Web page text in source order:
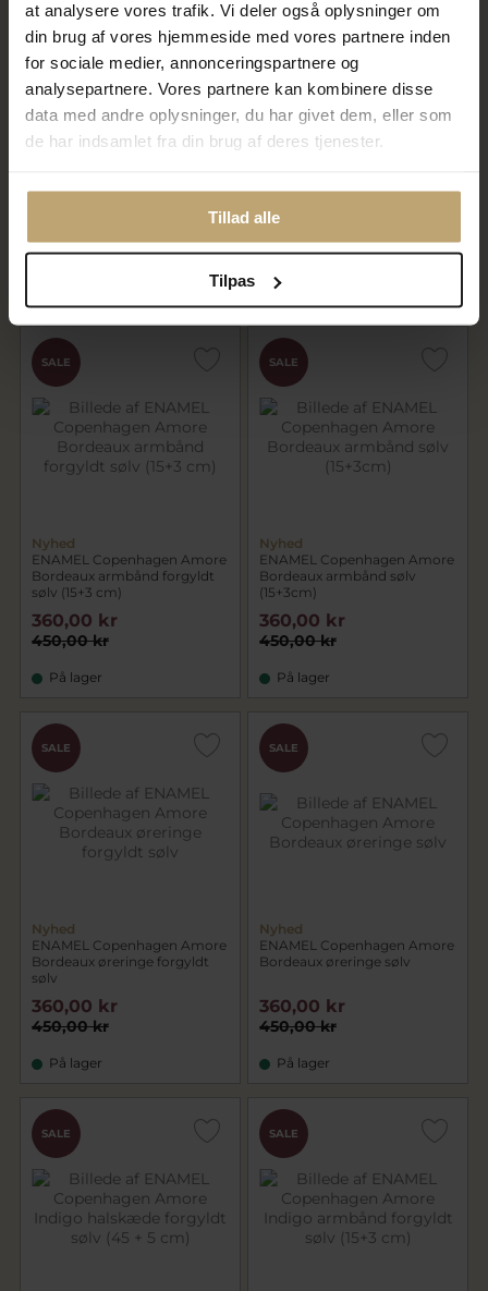
at analysere vores trafik. Vi deler også oplysninger om
din brug af vores hjemmeside med vores partnere inden
for sociale medier, annonceringspartnere og
analysepartnere. Vores partnere kan kombinere disse
data med andre oplysninger, du har givet dem, eller som
de har indsamlet fra din brug af deres tjenester.
Tillad alle
Tilpas
sølv m. ferskvandsperler (17-19
1.800,00 kr
Nyhed
sølv (45+5 cm)
550,00 kr
På lager
SALE
Nyhed
ENAMEL Copenhagen Amore
Bordeaux armbånd forgyldt
sølv (15+3 cm)
450,00 kr
360,00 kr
På lager
SALE
Nyhed
ENAMEL Copenhagen Amore
Bordeaux armbånd sølv
(15+3cm)
450,00 kr
360,00 kr
På lager
SALE
Nyhed
ENAMEL Copenhagen Amore
Bordeaux øreringe forgyldt
sølv
450,00 kr
360,00 kr
På lager
SALE
Nyhed
ENAMEL Copenhagen Amore
Bordeaux øreringe sølv
450,00 kr
360,00 kr
På lager
SALE SALE